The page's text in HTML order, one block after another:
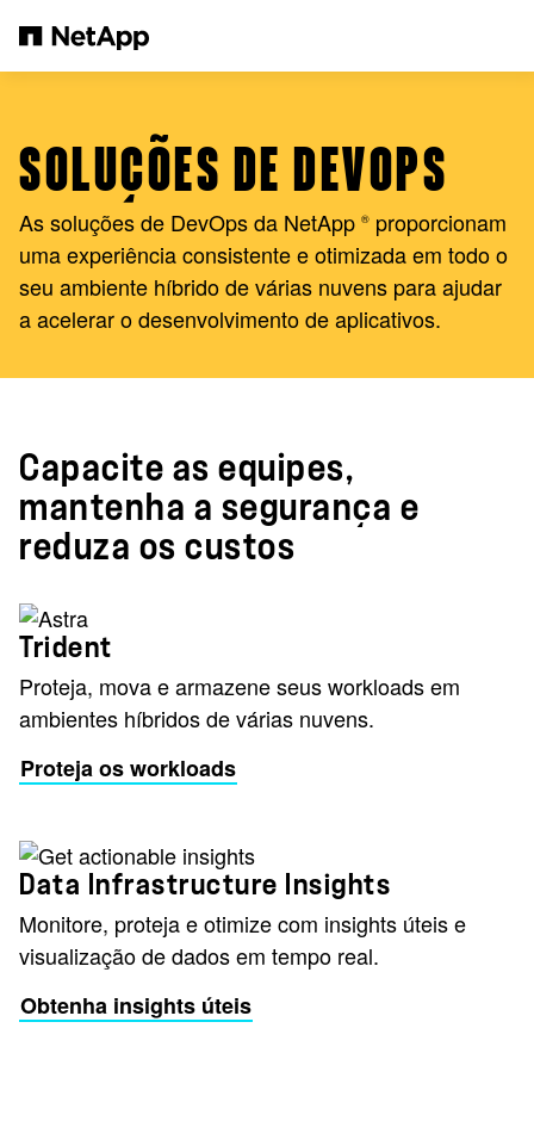
SOLUÇÕES DE DEVOPS
As soluções de DevOps da NetApp ® proporcionam
uma experiência consistente e otimizada em todo o
seu ambiente híbrido de várias nuvens para ajudar
a acelerar o desenvolvimento de aplicativos.
Capacite as equipes,
mantenha a segurança e
reduza os custos
Trident
Proteja, mova e armazene seus workloads em
ambientes híbridos de várias nuvens.
Proteja os workloads
Data Infrastructure Insights
Monitore, proteja e otimize com insights úteis e
visualização de dados em tempo real.
Obtenha insights úteis